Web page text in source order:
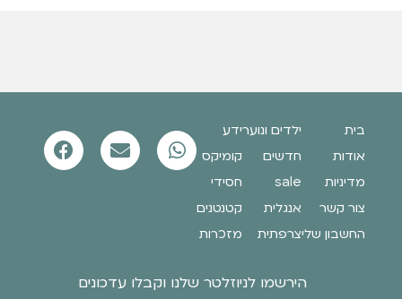
בית
אודות
מדיניות
צור קשר
החשבון שלי
ילדים ונוער
חדשים
sale
אנגלית
צרפתית
ידע
קומיקס
חסידי
קטנטנים
מזכרות
הירשמו לניוזלטר שלנו וקבלו עדכונים